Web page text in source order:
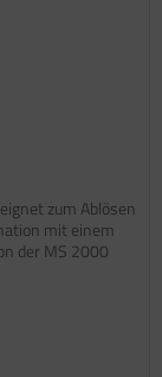
zum Ablösen
mit einem
der MS 2000